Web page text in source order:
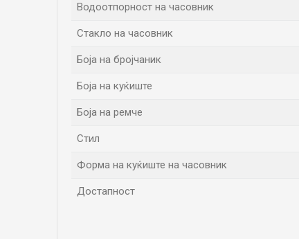
Водоотпорност на часовник
Стакло на часовник
Боја на бројчаник
Боја на куќиште
Боја на ремче
Стил
Форма на куќиште на часовник
Достапност